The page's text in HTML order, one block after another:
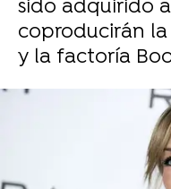
sido adquirido
coproducirán
y la factoría
-